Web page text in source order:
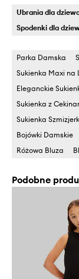
Ubrania dla
Spodenki dla
Parka Damska
Sukienka Maxi na
Eleganckie
Sukienka z
Sukienka
Bojówki Damskie
Różowa Bluza
Podobne